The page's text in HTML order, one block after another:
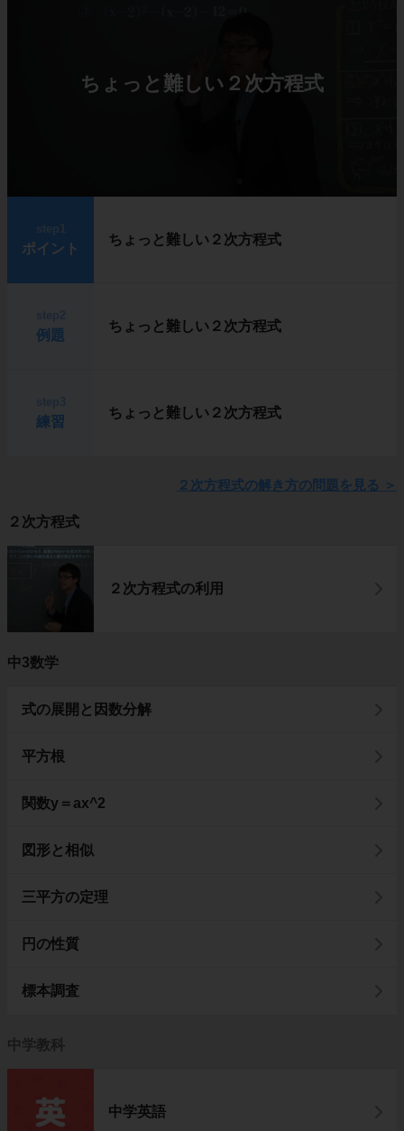
ちょっと難しい２次方程式
ポイント
ちょっと難しい２次方程式
例題
ちょっと難しい２次方程式
練習
ちょっと難しい２次方程式
２次方程式の解き方の問題を見る ＞
２次方程式
２次方程式の利用
中3数学
式の展開と因数分解
平方根
関数y＝ax^2
図形と相似
三平方の定理
円の性質
標本調査
中学教科
中学英語